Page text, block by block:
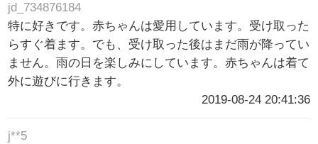
jd_734876184
特に好きです。赤ちゃんは愛用しています。受け取った
らすぐ着ます。でも、受け取った後はまだ雨が降ってい
ません。雨の日を楽しみにしています。赤ちゃんは着て
外に遊びに行きます。
2019-08-24 20:41:36
j**5